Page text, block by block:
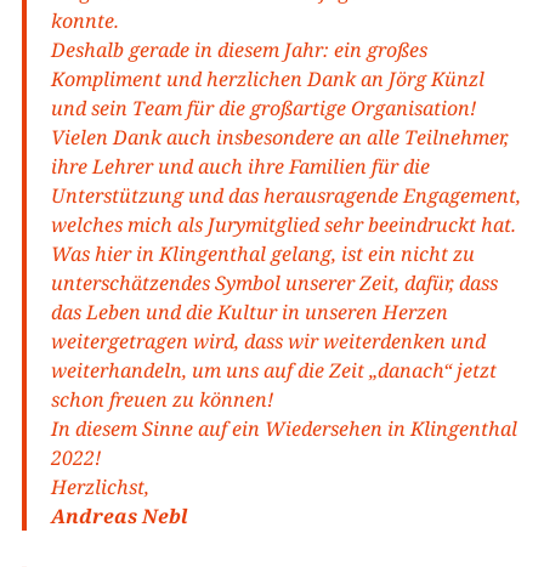
konnte.
Deshalb gerade in diesem Jahr: ein großes
Kompliment und herzlichen Dank an Jörg Künzl
und sein Team für die großartige Organisation!
Vielen Dank auch insbesondere an alle Teilnehmer,
ihre Lehrer und auch ihre Familien für die
Unterstützung und das herausragende Engagement,
welches mich als Jurymitglied sehr beeindruckt hat.
Was hier in Klingenthal gelang, ist ein nicht zu
unterschätzendes Symbol unserer Zeit, dafür, dass
das Leben und die Kultur in unseren Herzen
weitergetragen wird, dass wir weiterdenken und
weiterhandeln, um uns auf die Zeit „danach“ jetzt
schon freuen zu können!
In diesem Sinne auf ein Wiedersehen in Klingenthal
2022!
Herzlichst,
Andreas Nebl